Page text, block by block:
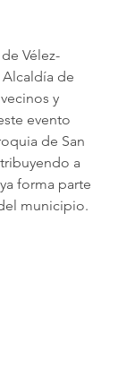
Vélez-
Alcaldía de
y
evento
de San
a
forma parte
municipio.